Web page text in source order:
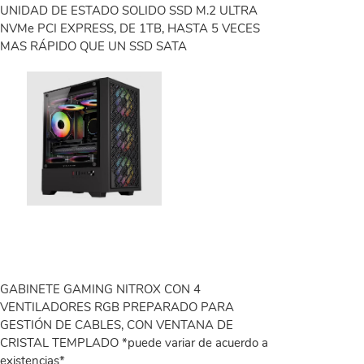
UNIDAD DE ESTADO SOLIDO SSD M.2 ULTRA
NVMe PCI EXPRESS, DE 1TB, HASTA 5 VECES
MAS RÁPIDO QUE UN SSD SATA
GABINETE GAMING NITROX CON 4
VENTILADORES RGB PREPARADO PARA
GESTIÓN DE CABLES, CON VENTANA DE
CRISTAL TEMPLADO *puede variar de acuerdo a